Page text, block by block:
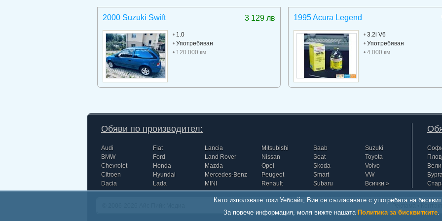
3 129 лв
2000 Suzuki Swift
• 1.0
• Употребяван
• 120 000 км
1995 Acura Legend
•3.2i V6
•Употребяван
• 4 000 км
Обяви по производител:
Audi
BMW
Chevrolet
Citroen
Dacia
Fiat
Ford
Honda
Hyundai
Lada
Lancia
Land Rover
Mazda
Mercedes-Benz
MINI
Mitsubishi
Nissan
Opel
Peugeot
Renault
Saab
Seat
Skoda
Smart
Subaru
Suzuki
Toyota
Volvo
VW
Всички »
Като използвате този Уебсайт, Вие се съгласявате с употребата на
За повече информация, моля вижте нашата Политика за бисквитките.